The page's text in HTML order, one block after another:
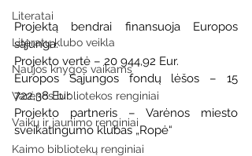
Literatai
Literatų klubo veikla
Naujos knygos vaikams
Varėnos bibliotekos renginiai
Vaikų ir jaunimo renginiai
Kaimo bibliotekų renginiai
Projektą bendrai finansuoja Europos
sąjunga.
Projekto vertė – 20 944,92 Eur.
Europos Sąjungos fondų lėšos – 15
722,38 Eur.
Projekto partneris – Varėnos miesto
sveikatingumo klubas „Ropė“